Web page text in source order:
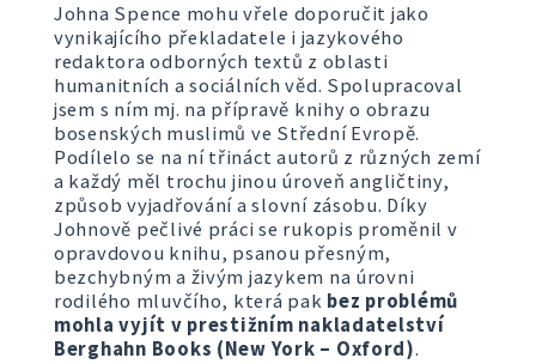
Johna Spence mohu vřele doporučit jako
vynikajícího překladatele i jazykového
redaktora odborných textů z oblasti
humanitních a sociálních věd. Spolupracoval
jsem s ním mj. na přípravě knihy o obrazu
bosenských muslimů ve Střední Evropě.
Podílelo se na ní třináct autorů z různých zemí
a každý měl trochu jinou úroveň angličtiny,
způsob vyjadřování a slovní zásobu. Díky
Johnově pečlivé práci se rukopis proměnil v
opravdovou knihu, psanou přesným,
bezchybným a živým jazykem na úrovni
rodilého mluvčího, která pak bez problémů
mohla vyjít v prestižním nakladatelství
Berghahn Books (New York – Oxford).